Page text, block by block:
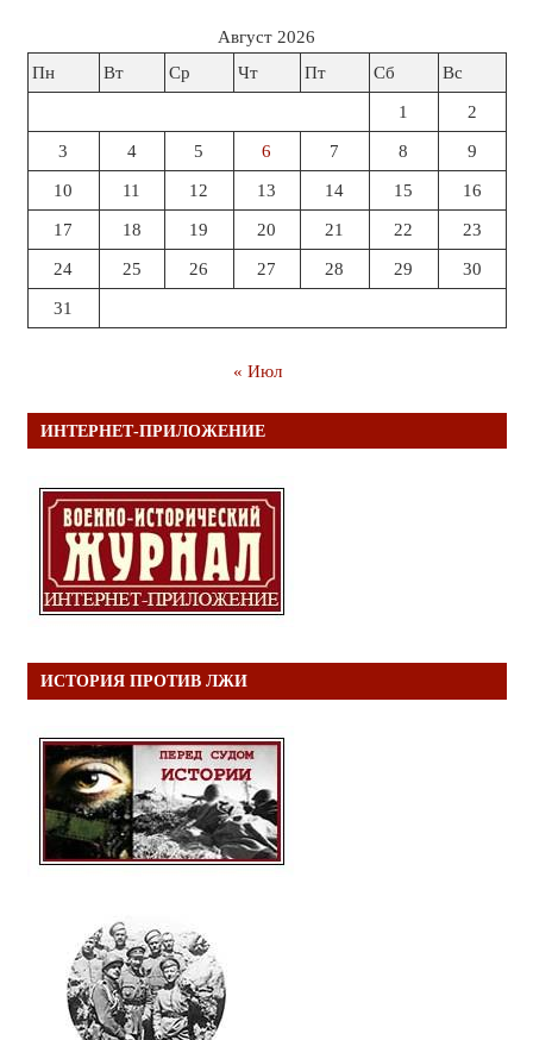
Август 2026
Пн
Вт Ср Чт Пт Сб Вс
1 2
3 4 5 6 7 8 9
10 11 12 13 14 15 16
17 18 19 20 21 22 23
24 25 26 27 28 29 30
31
« Июл
ИНТЕРНЕТ-ПРИЛОЖЕНИЕ
ИСТОРИЯ ПРОТИВ ЛЖИ